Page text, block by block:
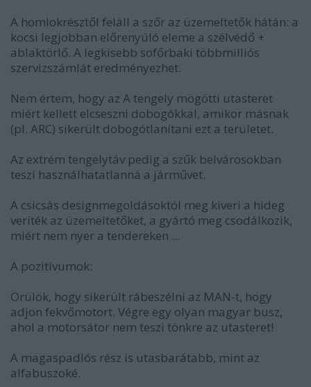
A homlokrésztől feláll a szőr az üzemeltetők hátán: a
kocsi legjobban előrenyúló eleme a szélvédő +
ablaktörlő. A legkisebb sofőrbaki többmilliós
szervizszámlát eredményezhet.
Nem értem, hogy az A tengely mögötti utasteret
miért kellett elcseszni dobogókkal, amikor másnak
(pl. ARC) sikerült dobogótlanítani ezt a területet.
Az extrém tengelytáv pedig a szűk belvárosokban
teszi használhatatlanná a járművet.
A csicsás designmegoldásoktól meg kiveri a hideg
veríték az üzemeltetőket, a gyártó meg csodálkozik,
miért nem nyer a tendereken ...
A pozitívumok:
Örülök, hogy sikerült rábeszélni az MAN-t, hogy
adjon fekvőmotort. Végre egy olyan magyar busz,
ahol a motorsátor nem teszi tönkre az utasteret!
A magaspadlós rész is utasbarátabb, mint az
alfabuszoké.